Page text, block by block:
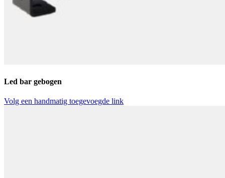
Led bar gebogen
Volg een handmatig toegevoegde link